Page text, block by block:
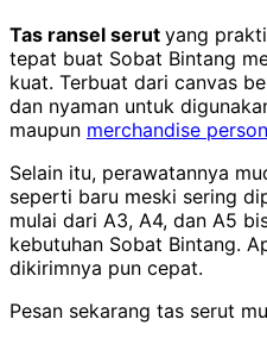
Tas ransel serut yang
tepat buat Sobat Bintang
kuat. Terbuat dari canvas
dan nyaman untuk
maupun merchandise
Selain itu, perawatannya
seperti baru meski sering
mulai dari A3, A4, dan A5
kebutuhan Sobat Bintang.
dikirimnya pun cepat.
Pesan sekarang tas serut